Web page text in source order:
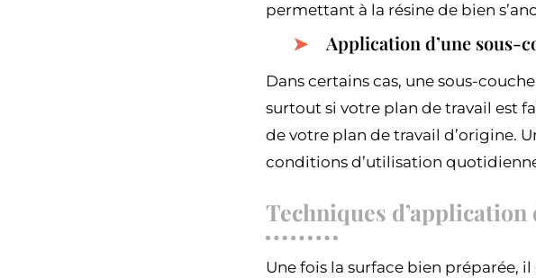
permettant à la résine de bien
Application d’une sous-
Dans certains cas, une sous-
surtout si votre plan de travail est
de votre plan de travail d’origine.
conditions d’utilisation
Techniques d’application
Une fois la surface bien préparée,